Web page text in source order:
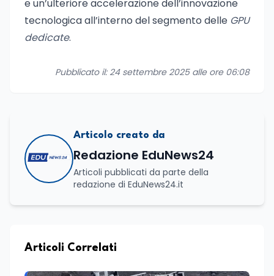
e un’ulteriore accelerazione dell’innovazione
tecnologica all’interno del segmento delle GPU
dedicate.
Pubblicato il: 24 settembre 2025 alle ore 06:08
Articolo creato da
Redazione EduNews24
Articoli pubblicati da parte della
redazione di EduNews24.it
Articoli Correlati